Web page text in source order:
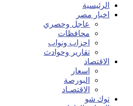
الرئيسية
اخبار مصر
عاجل وحصري
محافظات
احزاب ونواب
تقارير وحوادث
الاقتصاد
اسعار
البورصة
الاقتصـاد
توك شو